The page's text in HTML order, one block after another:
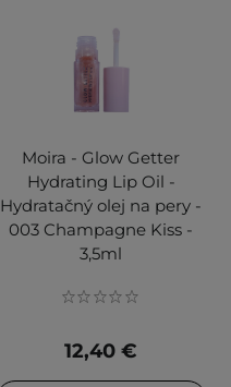
Moira - Glow Getter
Hydrating Lip Oil -
Hydratačný olej na pery -
003 Champagne Kiss -
3,5ml
12,40 €